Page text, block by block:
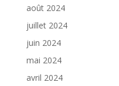
août 2024
juillet 2024
juin 2024
mai 2024
avril 2024